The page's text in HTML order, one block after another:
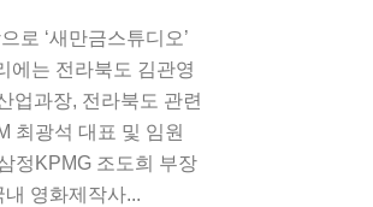
로 ‘새만금스튜디오’
에는 전라북도 김관영
업과장, 전라북도 관련
최광석 대표 및 임원
정KPMG 조도희 부장
영화제작사...